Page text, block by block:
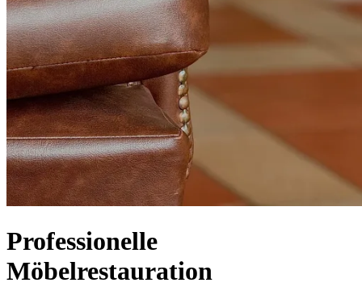
Professionelle
Möbelrestauration